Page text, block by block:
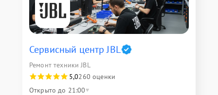
Сервисный центр JBL
Ремонт техники JBL
5,0260 оценки
Открыто до 21:00